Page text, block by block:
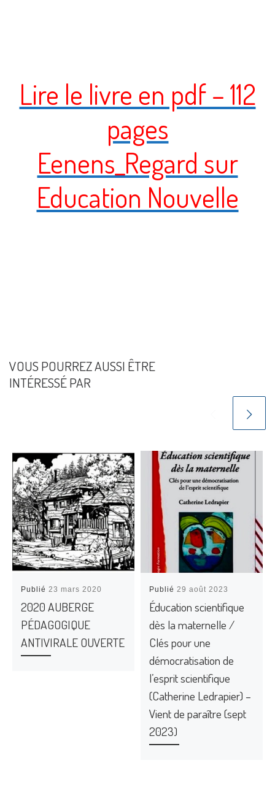
Lire le livre en pdf – 112
pages
Eenens_Regard sur
Education Nouvelle
VOUS POURREZ AUSSI ÊTRE
INTÉRESSÉ PAR
Publié 23 mars 2020
2020 AUBERGE
PÉDAGOGIQUE
ANTIVIRALE OUVERTE
Publié 29 août 2023
Éducation scientifique
dès la maternelle /
Clés pour une
démocratisation de
l’esprit scientifique
(Catherine Ledrapier) –
Vient de paraître (sept
2023)